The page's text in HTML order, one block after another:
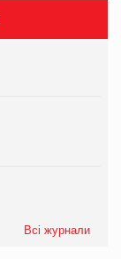
Всі журнали